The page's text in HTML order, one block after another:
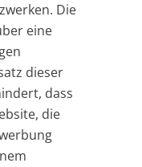
Die
eine
dieser
dass
die